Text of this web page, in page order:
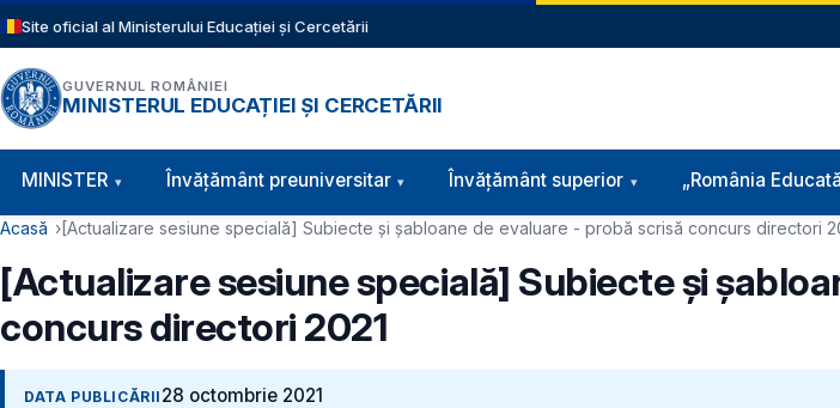
Sari la conținutul principal
Site oficial al Ministerului Educației și Cercetării
GUVERNUL ROMÂNIEI
MINISTERUL EDUCAȚIEI ȘI CERCETĂRII
Navigație principală
MINISTER Învăţământ preuniversitar Învățământ superior „România
Cale de navigare
Acasă [Actualizare sesiune specială] Subiecte și șabloane de evaluare - probă scrisă concurs directori
[Actualizare sesiune specială] Subiecte și
concurs directori 2021
DATA PUBLICĂRII 28 octombrie 2021